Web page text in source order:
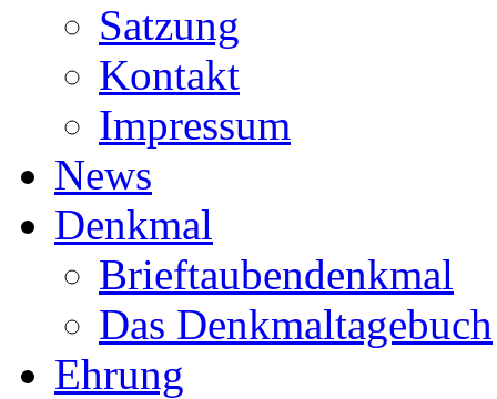
Satzung
Kontakt
Impressum
News
Denkmal
Brieftaubendenkmal
Das Denkmaltagebuch
Ehrung